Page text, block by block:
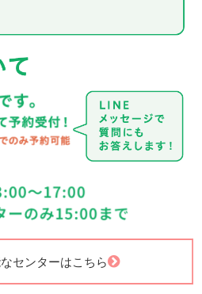
センターはこちら